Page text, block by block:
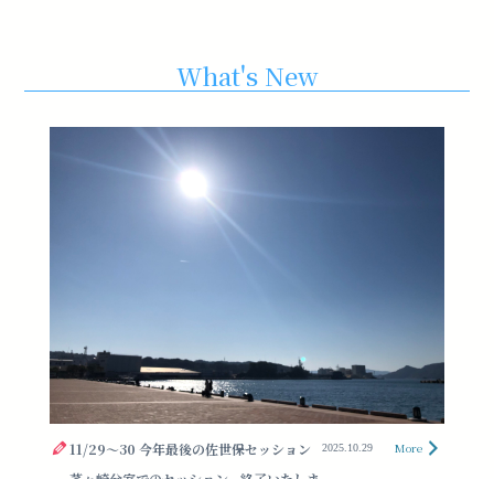
What's New
11/29〜30 今年最後の佐世保セッション 2025.10.29 More